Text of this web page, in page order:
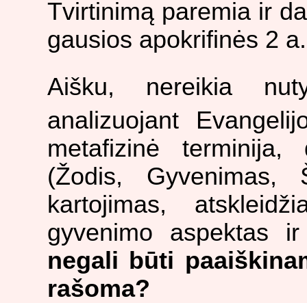
Tvirtinimą paremia ir
gausios apokrifinės 2
Aišku, nereikia
analizuojant
metafizinė terminija,
(Žodis, Gyvenimas,
kartojimas,
gyvenimo aspektas
negali būti
rašoma?